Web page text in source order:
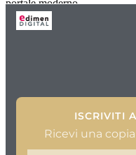
portale moderno,
ISCRIVITI
Ricevi una